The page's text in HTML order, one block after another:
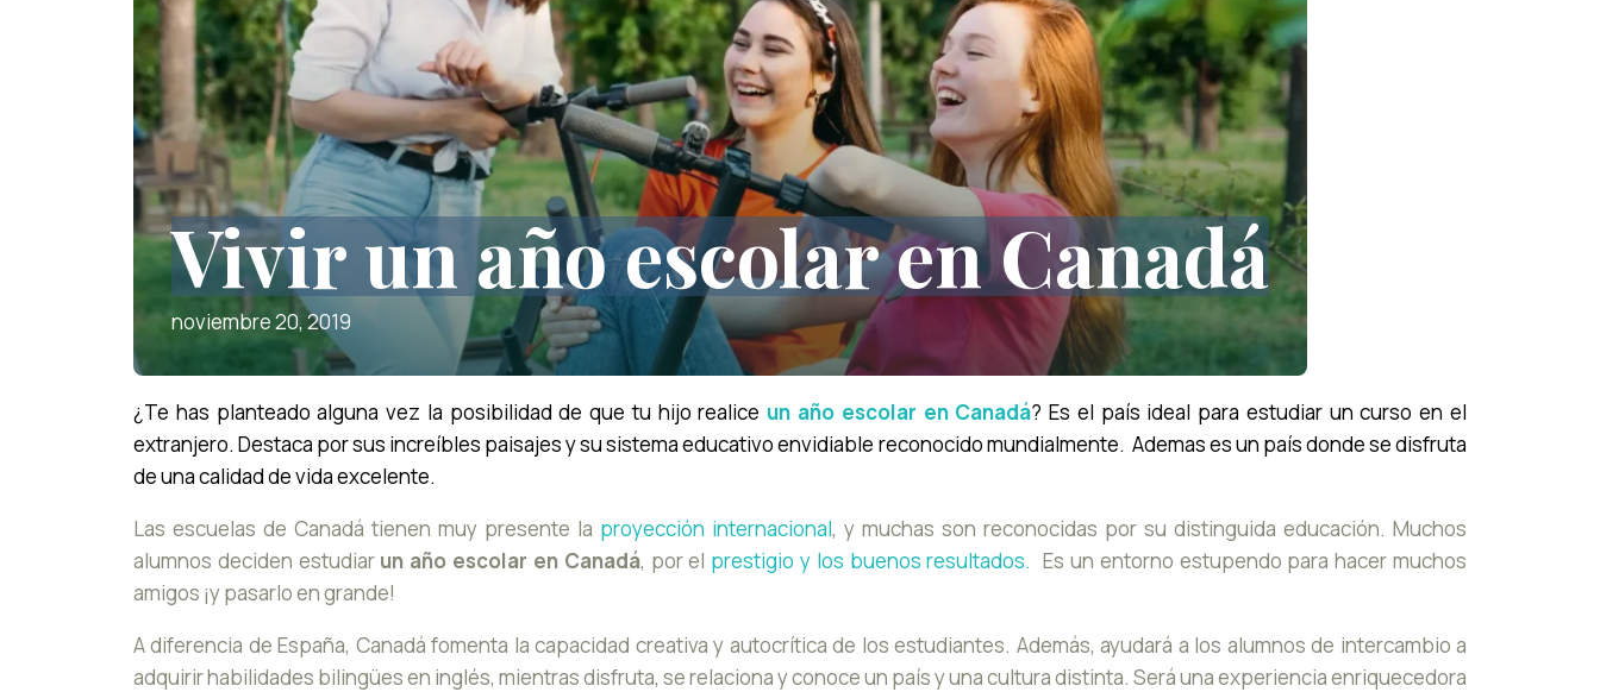
Vivir un año escolar en Canadá
noviembre 20, 2019
¿Te has planteado alguna vez la posibilidad de que tu hijo realice un año escolar en Canadá? Es el país ideal para estudiar un curso en el
extranjero. Destaca por sus increíbles paisajes y su sistema educativo envidiable reconocido mundialmente. Ademas es un país donde se disfruta
de una calidad de vida excelente.
Las escuelas de Canadá tienen muy presente la proyección internacional, y muchas son reconocidas por su distinguida educación. Muchos
alumnos deciden estudiar un año escolar en Canadá, por el prestigio y los buenos resultados. Es un entorno estupendo para hacer muchos
amigos ¡y pasarlo en grande!
A diferencia de España, Canadá fomenta la capacidad creativa y autocrítica de los estudiantes. Además, ayudará a los alumnos de intercambio a
adquirir habilidades bilingües en inglés, mientras disfruta, se relaciona y conoce un país y una cultura distinta. Será una experiencia enriquecedora